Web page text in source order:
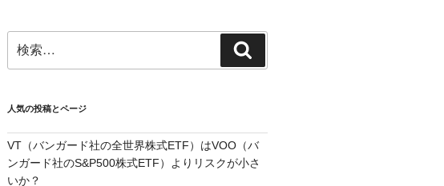
索:
索
人気の投稿とページ
VT（バンガード社の全世界株式ETF）はVOO（バ
ンガード社のS&P500株式ETF）よりリスクが小さ
いか？